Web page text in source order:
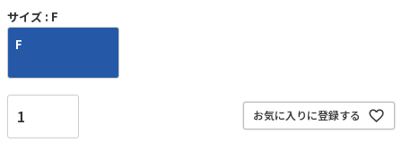
サイズ F
F
お気に入りに登録する